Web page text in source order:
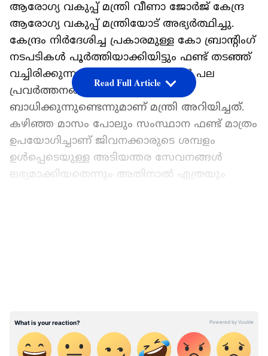
ആരോഗ്യ വകുപ്പ് മന്ത്രി വീണാ ജോര്‍ജ് കേന്ദ്ര
ആരോഗ്യ വകുപ്പ് മന്ത്രിയോട് അഭ്യര്‍ത്ഥിച്ചു.
കേന്ദ്രം നിര്‍ദേശിച്ച പ്രകാരമുള്ള കോ ബ്രാന്റിംഗ്
നടപടികള്‍ പൂര്‍ത്തിയാക്കിയിട്ടും ഫണ്ട് തടഞ്ഞ്
വച്ചിരിക്കുന്നത് എന്‍.എച്ച്.എമ്മിന്റെ പല
പ്രവര്‍ത്തനങ്ങളേയും
ബാധിക്കുന്നുണ്ടെന്നുമാണ് മന്ത്രി അറിയിച്ചത്.
കഴിഞ്ഞ മാസം പോലും സംസ്ഥാന ഫണ്ട് മാത്രം
ഉപയോഗിച്ചാണ് ജിവനക്കാരുടെ ശമ്പളം
ഉള്‍പ്പെടെയുള്ള അടിയന്തര സേവനങ്ങള്‍
ലഭ്യമാക്കിയതെന്നും അതിനാല്‍ എത്രയും
കോടിയും. എന്‍എച്ച്എം പ്രവര്‍ത്തനങ്ങള്‍ക്ക്
അനുവദിക്കുന്ന 409.05 കോടി രൂപയില്‍ ക്യാഷ്
Read Full Article